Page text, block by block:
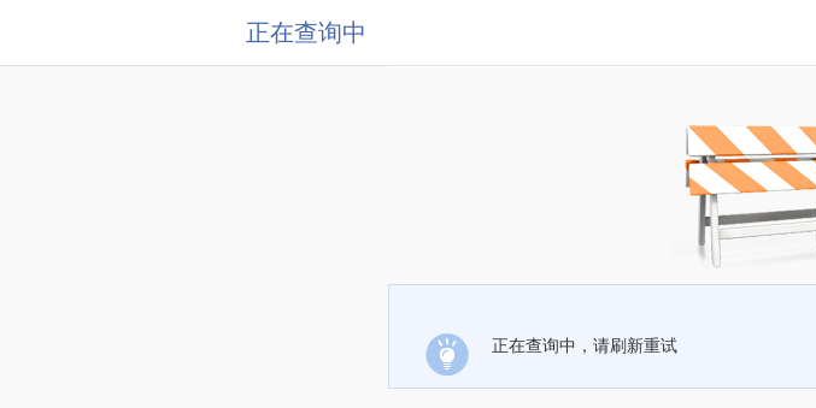
正在查询中
正在查询中，请刷新重试